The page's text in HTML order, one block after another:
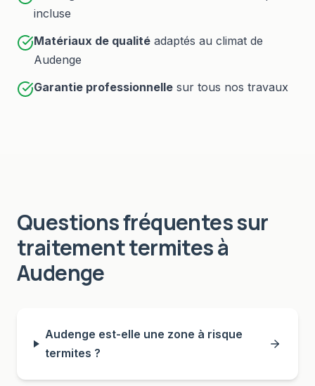
incluse
Matériaux de qualité adaptés au climat de
Audenge
Garantie professionnelle sur tous nos travaux
Questions fréquentes sur
traitement termitesà
Audenge
Audenge est-elle une zone à risque
termites ?